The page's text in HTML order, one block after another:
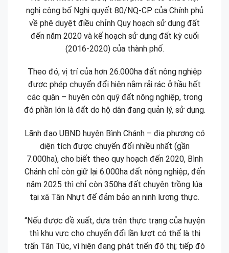
nghị công bố Nghị quyết 80/NQ-CP của Chính phủ
về phê duyệt điều chỉnh Quy hoạch sử dụng đất
đến năm 2020 và kế hoạch sử dụng đất kỳ cuối
(2016-2020) của thành phố.
Theo đó, vị trí của hơn 26.000ha đất nông nghiệp
được phép chuyển đổi hiện nằm rải rác ở hầu hết
các quận – huyện còn quỹ đất nông nghiệp, trong
đó phần lớn là đất do hộ dân đang quản lý, sử dụng.
Lãnh đạo UBND huyện Bình Chánh – địa phương có
diện tích được chuyển đổi nhiều nhất (gần
7.000ha), cho biết theo quy hoạch đến 2020, Bình
Chánh chỉ còn giữ lại 6.000ha đất nông nghiệp, đến
năm 2025 thì chỉ còn 350ha đất chuyên trồng lúa
tại xã Tân Nhựt để đảm bảo an ninh lương thực.
“Nếu được đề xuất, dựa trên thực trạng của huyện
thì khu vực cho chuyển đổi lần lượt có thể là thị
trấn Tân Túc, vì hiện đang phát triển đô thị; tiếp đó